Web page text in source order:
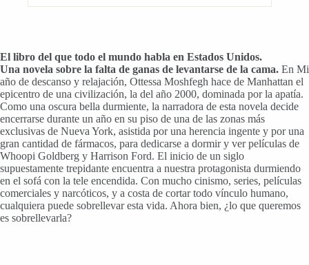
El libro del que todo el mundo habla en Estados Unidos.
Una novela sobre la falta de ganas de levantarse de la cama. En Mi
año de descanso y relajación, Ottessa Moshfegh hace de Manhattan el
epicentro de una civilización, la del año 2000, dominada por la apatía.
Como una oscura bella durmiente, la narradora de esta novela decide
encerrarse durante un año en su piso de una de las zonas más
exclusivas de Nueva York, asistida por una herencia ingente y por una
gran cantidad de fármacos, para dedicarse a dormir y ver películas de
Whoopi Goldberg y Harrison Ford. El inicio de un siglo
supuestamente trepidante encuentra a nuestra protagonista durmiendo
en el sofá con la tele encendida. Con mucho cinismo, series, películas
comerciales y narcóticos, y a costa de cortar todo vínculo humano,
cualquiera puede sobrellevar esta vida. Ahora bien, ¿lo que queremos
es sobrellevarla?